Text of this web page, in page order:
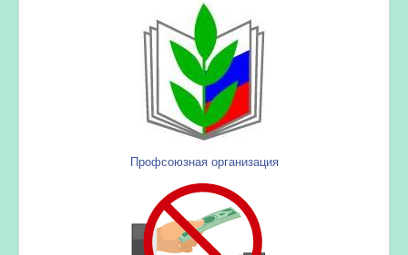
Профсоюзная организация